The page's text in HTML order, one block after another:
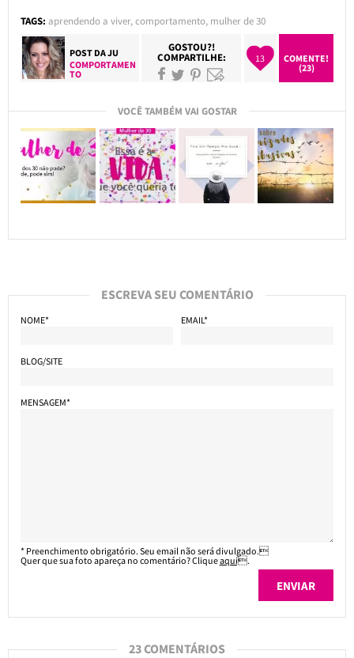
TAGS: aprendendo a viver,comportamento, mulher de 30
POST DAJU
COMPORTAMEN
TO
GOSTOU?!
COMPARTILHE: 13
COMENTE!
(23)
VOCÊ TAMBÉM VAI GOSTAR
ESCREVA SEU COMENTÁRIO
NOME* EMAIL*
BLOG/SITE
MENSAGEM*
* Preenchimento obrigatório. Seu email não será divulgado.
Quer que sua foto apareça no comentário? Cliqueaqui.
23 COMENTÁRIOS